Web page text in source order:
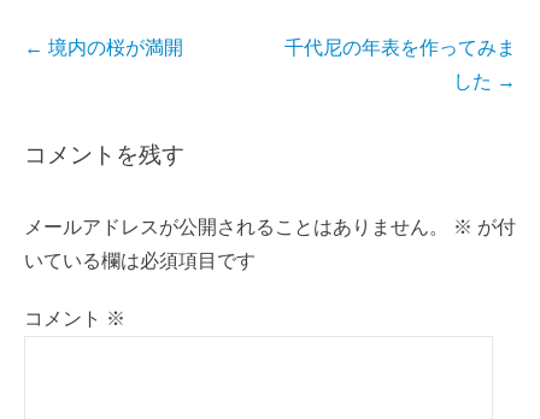
投
ビ
ン
← 境内の桜が満開
千代尼の年表を作ってみま
した →
コメントを残す
メールアドレスが公開されることはありません。 ※ が付
いている欄は必須項目です
コメント ※